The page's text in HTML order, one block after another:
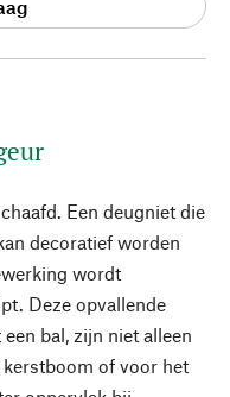
Een deugniet die
decoratief worden
wordt
Deze opvallende
bal, zijn niet alleen
kerstboom of voor het